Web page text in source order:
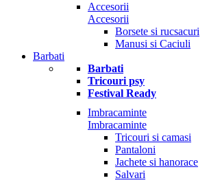
Accesorii
Accesorii
Borsete si rucsacuri
Manusi si Caciuli
Barbati
Barbati
Tricouri psy
Festival Ready
Imbracaminte
Imbracaminte
Tricouri si camasi
Pantaloni
Jachete si hanorace
Salvari